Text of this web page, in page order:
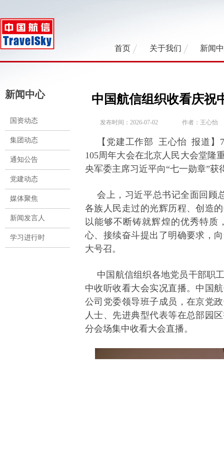
首页 关于我们 新闻
新闻中心
国资动态
集团动态
通知公告
党建动态
媒体聚焦
新闻发言人
学习进行时
中国航信组织收看庆祝
发布时间：2026-07-02 作者：王心怡
【党建工作部 王心怡 报道】
105周年大会在北京人民大会堂隆
央军委主席习近平向“七一勋章”
会上，习近平总书记全面回顾
各族人民走过的光辉历程、创造
以能够不断铸就辉煌的优秀特质
心、接续奋斗提出了明确要求，
大号召。
中国航信组织各地党员干部职
中收听收看大会实况直播。中国
公司党委领导班子成员，在京党
人士、先进典型代表等在总部园
分会场集中收看大会直播。